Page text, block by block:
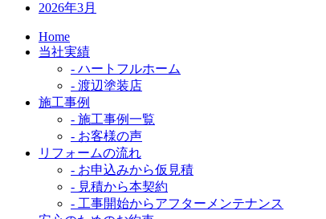
2026年3月
Home
当社実績
- ハートフルホーム
- 渡辺塗装店
施工事例
- 施工事例一覧
- お客様の声
リフォームの流れ
- お申込みから仮見積
- 見積から本契約
- 工事開始からアフターメンテナンス